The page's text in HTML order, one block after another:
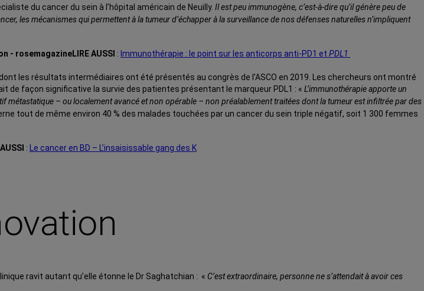
du cancer du sein à l’hôpital américain de Neuilly. Il est peu immunogène, c’est-à-dire qu’il génère peu de
les mécanismes qui permettent à la tumeur d’échapper à la surveillance de nos défenses naturelles n’impliquent
LIRE AUSSI : Immunothérapie : le point sur les anticorps anti-PD1 et PDL1
les résultats intermédiaires ont été présentés au congrès de l’ASCO en 2019. Les chercheurs ont montré
de façon significative la survie des patientes présentant le marqueur PDL1 : « L’immunothérapie apporte un
métastatique – ou localement avancé et non opérable – non préalablement traitées dont la tumeur est infiltrée par des
tout de même environ 40 % des malades touchées par un cancer du sein triple négatif, soit 1 300 femmes
: Le cancer en BD – L’insaisissable gang des K
ravit autant qu’elle étonne le Dr Saghatchian : « C’est extraordinaire, personne ne s’attendait à avoir ces